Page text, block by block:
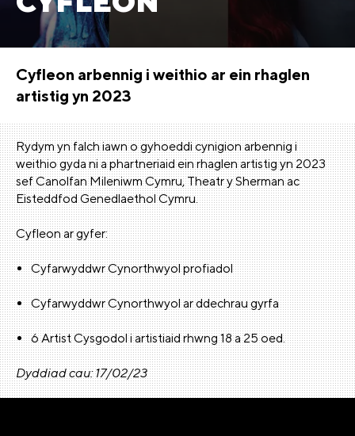
Cyfleon arbennig i weithio ar ein rhaglen
artistig yn 2023
Rydym yn falch iawn o gyhoeddi cynigion arbennig i
weithio gyda ni a phartneriaid ein rhaglen artistig yn 2023
sef Canolfan Mileniwm Cymru, Theatr y Sherman ac
Eisteddfod Genedlaethol Cymru.
Cyfleon ar gyfer:
Cyfarwyddwr Cynorthwyol profiadol
Cyfarwyddwr Cynorthwyol ar ddechrau gyrfa
6 Artist Cysgodol i artistiaid rhwng 18 a 25 oed.
Dyddiad cau: 17/02/23